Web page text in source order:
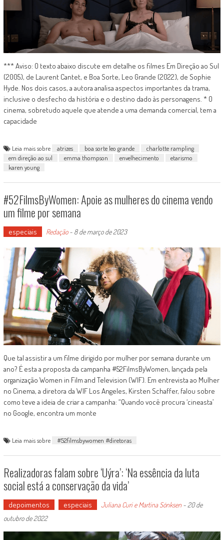
*** Aviso: O texto abaixo discute em detalhe os filmes Em Direção ao Sul
(2005), de Laurent Cantet, e Boa Sorte, Leo Grande (2022), de Sophie
Hyde. Nos dois casos, a autora analisa aspectos importantes da trama,
inclusive o desfecho da história e o destino dado às personagens. * O
cinema, sobretudo aquele que atende a uma demanda comercial, tem a
capacidade
Leia mais sobre atrizes boa sorte leo grande
charlotte rampling
em direção ao sul
emma thompson envelhecimento
etarismo
karen young
#52FilmsByWomen: Apoie as mulheres do cinema vendo
um filme por semana
especiais Redação- 8 de março de 2023
Que tal assistir a um filme dirigido por mulher por semana durante um
ano? É esta a proposta da campanha #52FilmsByWomen, lançada pela
organização Women in Film and Television (WIF). Em entrevista ao Mulher
no Cinema, a diretora da WIF Los Angeles, Kirsten Schaffer, falou sobre
como teve a ideia de criar a campanha: “Quando você procura ‘cineasta’
no Google, encontra um monte
Leia mais sobre #52filmsbywomen #diretoras
Realizadoras falam sobre ‘Uýra’: ‘Na essência da luta
social está a conservação da vida’
depoimentos especiais Juliana Curi e Martina Sönksen- 20 de
outubro de 2022